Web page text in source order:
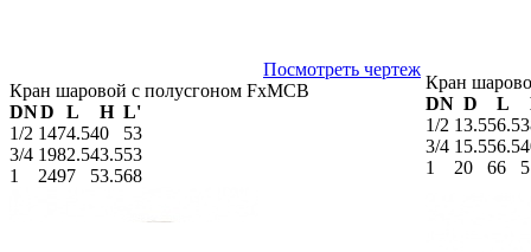
Посмотреть чертеж
Кран шаровой с полусгоном FxMCB
DND L H L'
1/2 1474.540
53
3/4 1982.543.553
1
2497 53.568
Кран
DN D L
1/2 13.556.5
3/4 15.556.5
1
20 66